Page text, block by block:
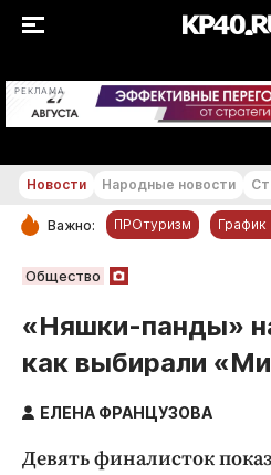
РЕКЛАМА
РУБРИКИ
Новости компаний
Статьи
Народные новости
Новости Народные новости
Важно: ПРОтуризм
Общество
«Няшки-панды»
как выбирали
ЕЛЕНА ФРАНЦУЗОВА
Девять финалисток